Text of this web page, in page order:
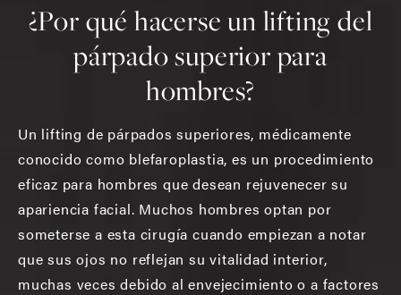
¿Por qué hacerse un lifting del
párpado superior para
hombres?
Un lifting de párpados superiores, médicamente
conocido como blefaroplastia, es un procedimiento
eficaz para hombres que desean rejuvenecer su
apariencia facial. Muchos hombres optan por
someterse a esta cirugía cuando empiezan a notar
que sus ojos no reflejan su vitalidad interior,
muchas veces debido al envejecimiento o a factores